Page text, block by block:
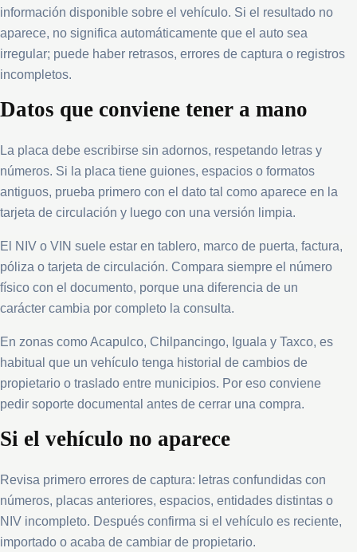
información disponible sobre el vehículo. Si el resultado no
aparece, no significa automáticamente que el auto sea
irregular; puede haber retrasos, errores de captura o registros
incompletos.
Datos que conviene tener a mano
La placa debe escribirse sin adornos, respetando letras y
números. Si la placa tiene guiones, espacios o formatos
antiguos, prueba primero con el dato tal como aparece en la
tarjeta de circulación y luego con una versión limpia.
El NIV o VIN suele estar en tablero, marco de puerta, factura,
póliza o tarjeta de circulación. Compara siempre el número
físico con el documento, porque una diferencia de un
carácter cambia por completo la consulta.
En zonas como Acapulco, Chilpancingo, Iguala y Taxco, es
habitual que un vehículo tenga historial de cambios de
propietario o traslado entre municipios. Por eso conviene
pedir soporte documental antes de cerrar una compra.
Si el vehículo no aparece
Revisa primero errores de captura: letras confundidas con
números, placas anteriores, espacios, entidades distintas o
NIV incompleto. Después confirma si el vehículo es reciente,
importado o acaba de cambiar de propietario.